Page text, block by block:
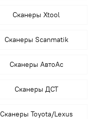
Сканеры Xtool
Сканеры Scanmatik
Сканеры АвтоАс
Сканеры ДСТ
Сканеры Toyota/Lexus